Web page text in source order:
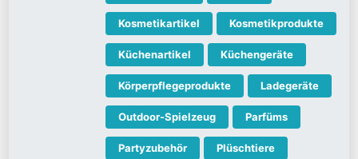
Kosmetikartikel Kosmetikprodukte
Küchenartikel Küchengeräte
Körperpflegeprodukte Ladegeräte
Outdoor-Spielzeug Parfüms
Partyzubehör Plüschtiere